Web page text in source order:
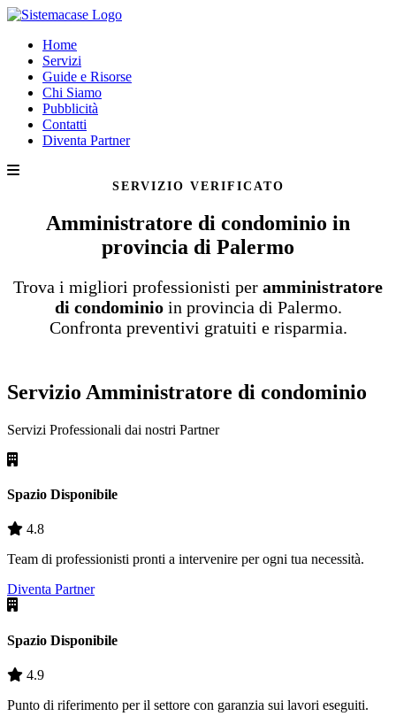
Home
Servizi
Guide e Risorse
Chi Siamo
Pubblicità
Contatti
Diventa Partner
SERVIZIO VERIFICATO
Amministratore di condominio in
provincia di Palermo
Trova i migliori professionisti per amministratore
di condominio in provincia di Palermo.
Confronta preventivi gratuiti e risparmia.
Servizio Amministratore di condominio
Servizi Professionali dai nostri Partner
Spazio Disponibile
4.8
Team di professionisti pronti a intervenire per ogni tua necessità.
Diventa Partner
Spazio Disponibile
4.9
Punto di riferimento per il settore con garanzia sui lavori eseguiti.